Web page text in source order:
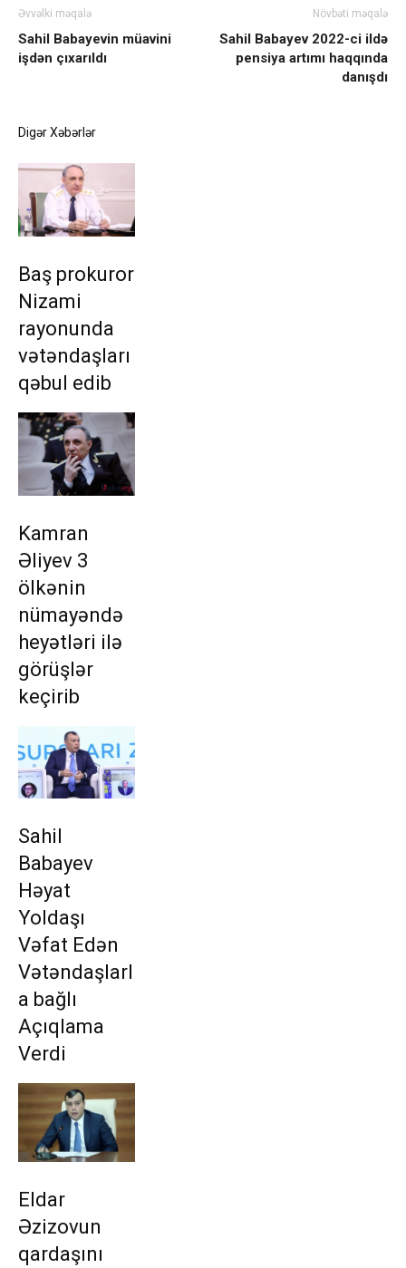
Əvvəlki məqalə
Sahil Babayevin müavini
işdən çıxarıldı
Növbəti məqalə
Sahil Babayev 2022-ci ildə
pensiya artımı haqqında
danışdı
Digər Xəbərlər
Baş prokuror
Nizami
rayonunda
vətəndaşları
qəbul edib
Kamran
Əliyev 3
ölkənin
nümayəndə
heyətləri ilə
görüşlər
keçirib
Sahil
Babayev
Həyat
Yoldaşı
Vəfat Edən
Vətəndaşlarl
a bağlı
Açıqlama
Verdi
Eldar
Əzizovun
qardaşını